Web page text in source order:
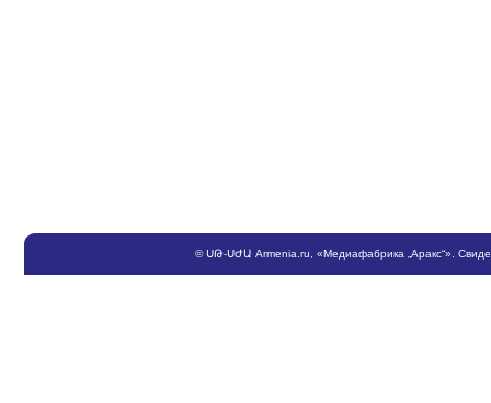
©ՍԹ-ՍԺԱ Armenia.ru , «Медиафабрика „Аракс“».